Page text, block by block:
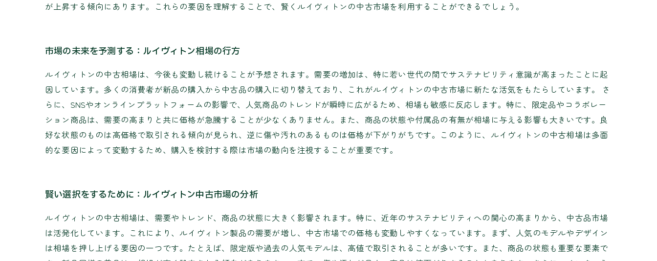
が上昇する傾向にあります。これらの要因を理解することで、賢くルイヴィトンの中古市場を利用することができるでしょう。
市場の未来を予測する：ルイヴィトン相場の行方
ルイヴィトンの中古相場は、今後も変動し続けることが予想されます。需要の増加は、特に若い世代の間でサステナビリティ意識が高まったことに起
因しています。多くの消費者が新品の購入から中古品の購入に切り替えており、これがルイヴィトンの中古市場に新たな活気をもたらしています。 さ
らに、SNSやオンラインプラットフォームの影響で、人気商品のトレンドが瞬時に広がるため、相場も敏感に反応します。特に、限定品やコラボレー
ション商品は、需要の高まりと共に価格が急騰することが少なくありません。また、商品の状態や付属品の有無が相場に与える影響も大きいです。良
好な状態のものは高価格で取引される傾向が見られ、逆に傷や汚れのあるものは価格が下がりがちです。このように、ルイヴィトンの中古相場は多面
的な要因によって変動するため、購入を検討する際は市場の動向を注視することが重要です。
賢い選択をするために：ルイヴィトン中古市場の分析
ルイヴィトンの中古相場は、需要やトレンド、商品の状態に大きく影響されます。特に、近年のサステナビリティへの関心の高まりから、中古品市場
は活発化しています。これにより、ルイヴィトン製品の需要が増し、中古市場での価格も変動しやすくなっています。まず、人気のモデルやデザイン
は相場を押し上げる要因の一つです。たとえば、限定版や過去の人気モデルは、高値で取引されることが多いです。また、商品の状態も重要な要素で